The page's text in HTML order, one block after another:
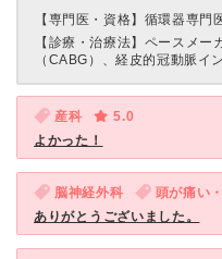
【専門医・資格】 循環器専門
【診療・治療法】 ペースメー
（CABG）、経皮的冠動脈イ
産科
5.0
よかった！
脳神経外科 頭が痛い
ありがとうございました。